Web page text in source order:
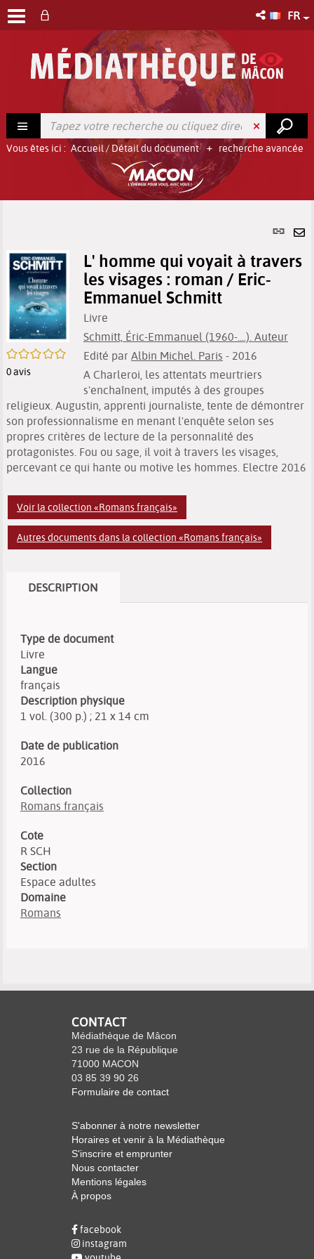
FR
recherche avancée
Vous êtes ici : Accueil/ Détail du document
Lien
/5
0avis
L' homme qui voyait à travers
les visages : roman / Eric-
Emmanuel Schmitt
Livre
Schmitt, Éric-Emmanuel (1960-....). Auteur
Edité par Albin Michel. Paris - 2016
A Charleroi, les attentats meurtriers
s'enchaînent, imputés à des groupes
religieux. Augustin, apprenti journaliste, tente de démontrer
son professionnalisme en menant l'enquête selon ses
propres critères de lecture de la personnalité des
protagonistes. Fou ou sage, il voit à travers les visages,
percevant ce qui hante ou motive les hommes. Electre 2016
Voir la collection «Romans français»
Autres documents dans la collection «Romans français»
DESCRIPTION
Type de document
Livre
Langue
français
Description physique
1 vol. (300 p.) ; 21 x 14 cm
Date de publication
2016
Collection
Romans français
Cote
R SCH
Section
Espace adultes
Domaine
Romans
CONTACT
Médiathèque de Mâcon
23 rue de la République
71000 MACON
03 85 39 90 26
Formulaire de contact
S'abonner à notre newsletter
Horaires et venir à la Médiathèque
S'inscrire et emprunter
Nous contacter
Mentions légales
À propos
facebook
instagram